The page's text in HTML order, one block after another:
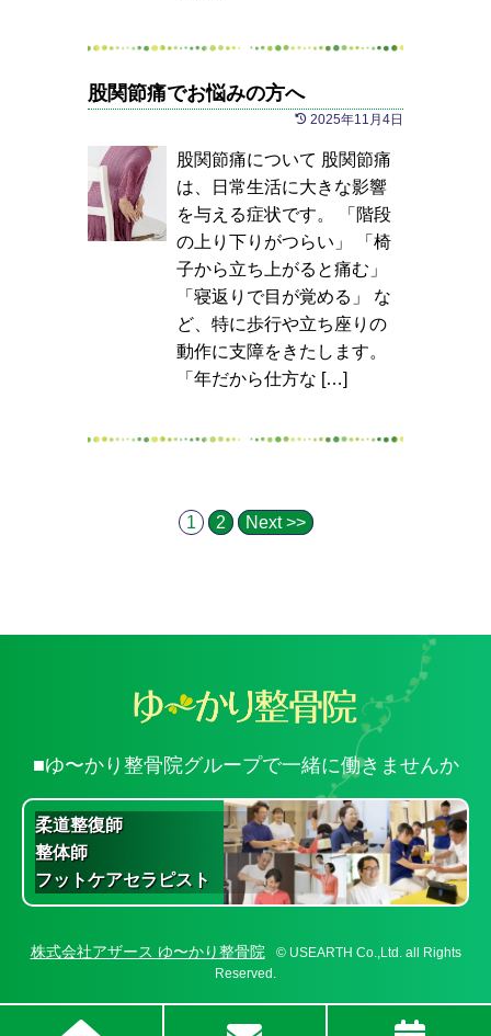
股関節痛でお悩みの方へ
2025年11月4日
股関節痛について 股関節痛
は、日常生活に大きな影響
を与える症状です。 「階段
の上り下りがつらい」 「椅
子から立ち上がると痛む」
「寝返りで目が覚める」 な
ど、特に歩行や立ち座りの
動作に支障をきたします。
「年だから仕方な […]
1 2 Next >>
■ゆ〜かり整骨院グループで一緒に働きませんか
柔道整復師
整体師
フットケアセラピスト
株式会社アザース ゆ〜かり整骨院
© USEARTH Co.,Ltd. all Rights
Reserved.